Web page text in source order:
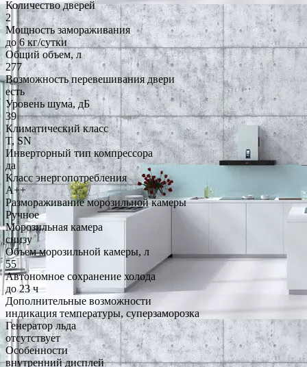
Количество дверей
2
Мощность замораживания
до 6 кг/cутки
Общий объем, л
277
Возможность перевешивания двери
есть
Уровень шума, дБ
39
Климатический класс
T, SN
Инверторный тип компрессора
да
Класс энергопотребления
A++
Размораживание морозильной камеры
Ручное
Морозильная камера
снизу
Объем морозильной камеры, л
55
Автономное сохранение холода
до 23 ч
Дополнительные возможности
индикация температуры, суперзаморозка
Генератор льда
отсутствует
Особенности
внутренний дисплей